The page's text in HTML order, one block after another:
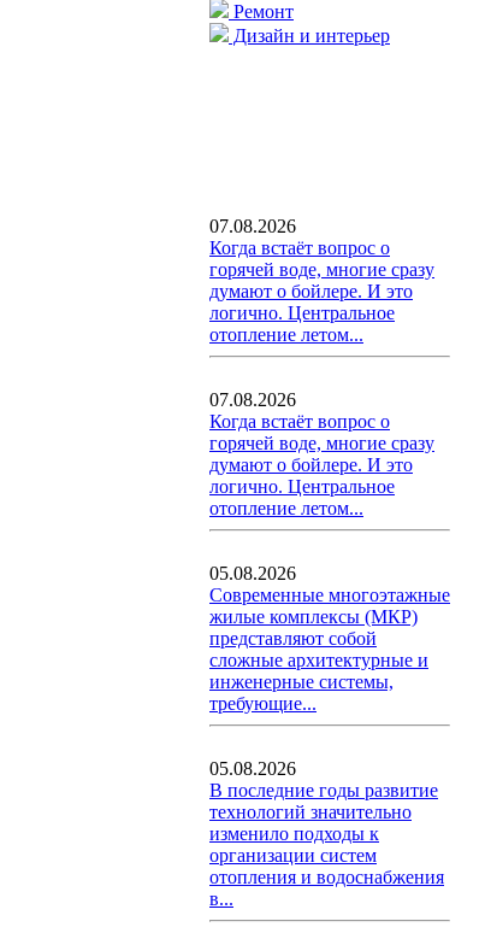
Ремонт
Дизайн и интерьер
07.08.2026
Когда встаёт вопрос о
горячей воде, многие сразу
думают о бойлере. И это
логично. Центральное
отопление летом...
07.08.2026
Когда встаёт вопрос о
горячей воде, многие сразу
думают о бойлере. И это
логично. Центральное
отопление летом...
05.08.2026
Современные многоэтажные
жилые комплексы (МКР)
представляют собой
сложные архитектурные и
инженерные системы,
требующие...
05.08.2026
В последние годы развитие
технологий значительно
изменило подходы к
организации систем
отопления и водоснабжения
в...